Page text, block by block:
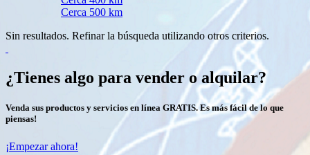
Cerca 500 km
Sin resultados. Refinar la búsqueda utilizando otros criterios.
¿Tienes algo para vender o alquilar?
Venda sus productos y servicios en línea GRATIS. Es más fácil de lo que
piensas!
¡Empezar ahora!